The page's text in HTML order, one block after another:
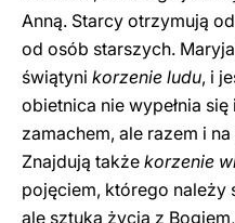
Anną. Starcy otrzymują
od osób starszych.
świątyni korzenie ludu, i
obietnica nie wypełnia
zamachem, ale razem i
Znajdują także korzenie
pojęciem, którego należy
ale sztuką życia z